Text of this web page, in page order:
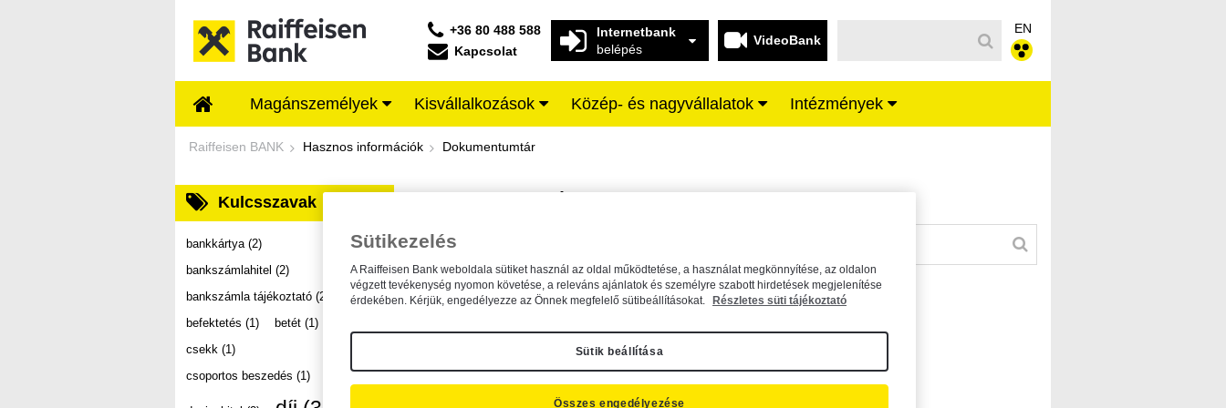
+36 80 488 588
Kapcsolat
Internetbank
belépés
VideoBank
EN
Magánszemélyek Kisvállalkozások Közép- és nagyvállalatok Intézmények
Dokumentumtár - Raiffeisen BANK
Raiffeisen BANK Hasznos információk Dokumentumtár
Kulcsszavak
bankkártya (2)
bankszámlahitel (2)
bankszámla tájékoztató (2)
befektetés (1) betét (1)
csekk (1)
csoportos beszedés (1)
A dokumentum kereséséhez kérjük, írja be a keresőszót a mezőbe.
Sütikezelés
A Raiffeisen Bank weboldala sütiket használ az oldal működtetése, a használat megkönnyítése, az oldalon
végzett tevékenység nyomon követése, a releváns ajánlatok és személyre szabott hirdetések megjelenítése
érdekében. Kérjük, engedélyezze az Önnek megfelelő sütibeállításokat.
Részletes süti tájékoztató
Sütik beállítása
Összes engedélyezése